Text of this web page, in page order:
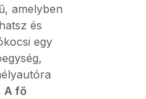
amelyben
és
egy
A fő